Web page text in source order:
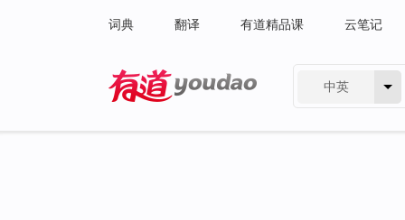
词典 翻译 有道精品课 云笔记
中英